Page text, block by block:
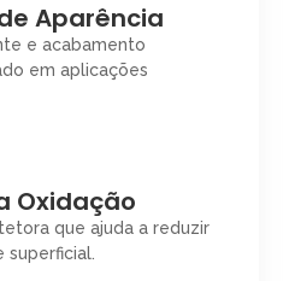
Aparência
e acabamento
em aplicações
Oxidação
que ajuda a reduzir
superficial.